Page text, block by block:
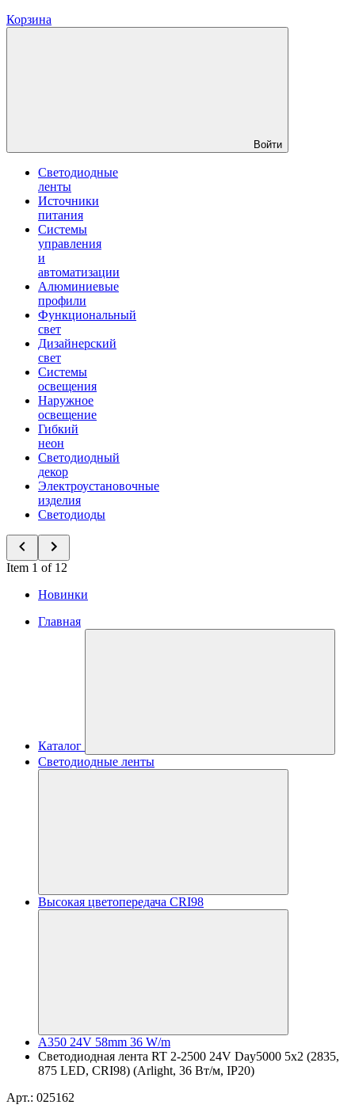
Корзина
Войти
Светодиодные
ленты
Источники
питания
Системы
управления
и
автоматизации
Алюминиевые
профили
Функциональный
свет
Дизайнерский
свет
Системы
освещения
Наружное
освещение
Гибкий
неон
Светодиодный
декор
Электроустановочные
изделия
Светодиоды
Item 1 of 12
Новинки
Главная
Каталог
Светодиодные ленты
Высокая цветопередача CRI98
A350 24V 58mm 36 W/m
Светодиодная лента RT 2-2500 24V Day5000 5x2 (2835,
875 LED, CRI98) (Arlight, 36 Вт/м, IP20)
Арт.: 025162